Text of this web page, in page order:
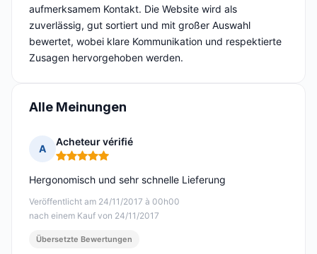
aufmerksamem Kontakt. Die Website wird als
zuverlässig, gut sortiert und mit großer Auswahl
bewertet, wobei klare Kommunikation und respektierte
Zusagen hervorgehoben werden.
Alle Meinungen
A
Acheteur vérifié
Hinweis: 5 von 5
Veröffentlicht am 24/11/2017 à 00h00
nach einem Kauf von 24/11/2017
Hergonomisch und sehr schnelle Lieferung
Übersetzte Bewertungen